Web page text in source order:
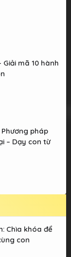
Giải mã 10 hành
pháp
– Dạy con từ
Chìa khóa để
con